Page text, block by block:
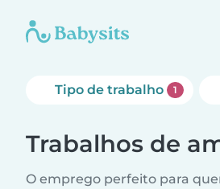
Tipo de trabalho 1
Trabalhos de
O emprego perfeito para